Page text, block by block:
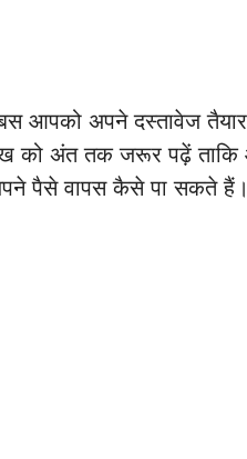
आपको अपने दस्तावेज
को अंत तक जरूर पढ़ें ताकि
पैसे वापस कैसे पा सकते हैं।